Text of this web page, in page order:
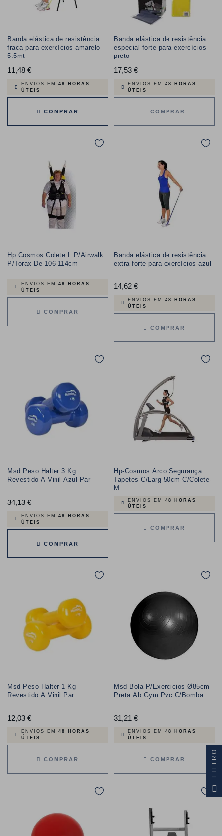
Banda elástica de resistência
fraca para exercícios amarelo
5.5mt
11,48 €Preço
ENVIOS EM 48 HORAS
ÚTEIS
COMPRAR
Banda elástica de resistência
especial forte para exercícios
preto
17,53 €Preço
ENVIOS EM 48 HORAS
ÚTEIS
COMPRAR
Hp Cosmos Colete L P/Airwalk
P/Torax De 106-114cm
ENVIOS EM 48 HORAS
ÚTEIS
COMPRAR
Banda elástica de resistência
extra forte para exercícios azul
14,62 €Preço
ENVIOS EM 48 HORAS
ÚTEIS
COMPRAR
Msd Peso Halter 3 Kg
Revestido A Vinil Azul Par
34,13 €Preço
ENVIOS EM 48 HORAS
ÚTEIS
COMPRAR
Hp-Cosmos Arco Segurança
Tapetes C/Larg 50cm C/Colete-
M
ENVIOS EM 48 HORAS
ÚTEIS
COMPRAR
Msd Peso Halter 1 Kg
Revestido A Vinil Par
12,03 €Preço
ENVIOS EM 48 HORAS
ÚTEIS
COMPRAR
Msd Bola P/Exercicios Ø85cm
Preta Ab Gym Pvc C/Bomba
31,21 €Preço
ENVIOS EM 48 HORAS
ÚTEIS
COMPRAR FILTRO